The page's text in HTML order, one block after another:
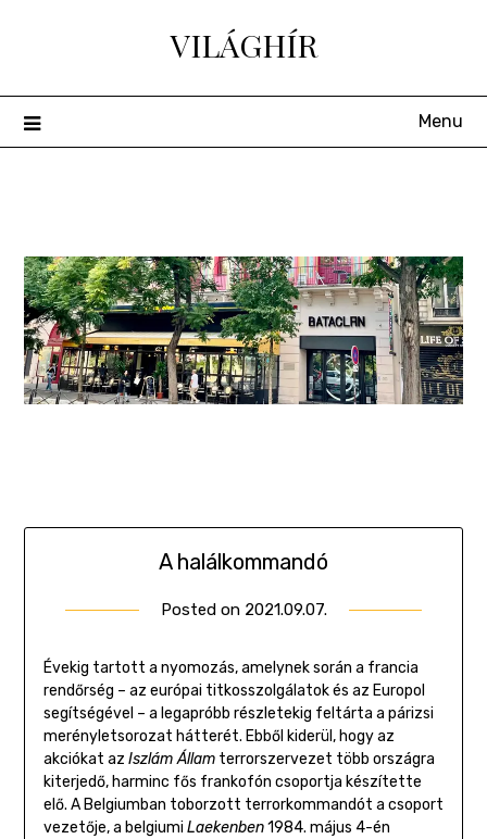
VILÁGHÍR
Menu
A halálkommandó
Posted on 2021.09.07.by
Géza
Évekig tartott a nyomozás, amelynek során a francia
rendőrség – az európai titkosszolgálatok és az Europol
segítségével – a legapróbb részletekig feltárta a párizsi
merényletsorozat hátterét. Ebből kiderül, hogy az
akciókat az Iszlám Államterrorszervezet több országra
kiterjedő, harminc fős frankofón csoportja készítette
elő. A Belgiumban toborzott terrorkommandót a csoport
vezetője, a belgiumi Laekenben1984. május 4-én